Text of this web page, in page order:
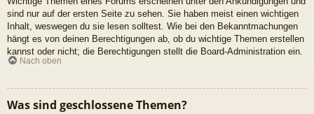
sind nur auf der ersten Seite zu sehen. Sie haben meist einen wichtigen
Inhalt, weswegen du sie lesen solltest. Wie bei den Bekanntmachungen
hängt es von deinen Berechtigungen ab, ob du wichtige Themen erstellen
kannst oder nicht; die Berechtigungen stellt die Board-Administration ein.
Nach oben
Was sind geschlossene Themen?